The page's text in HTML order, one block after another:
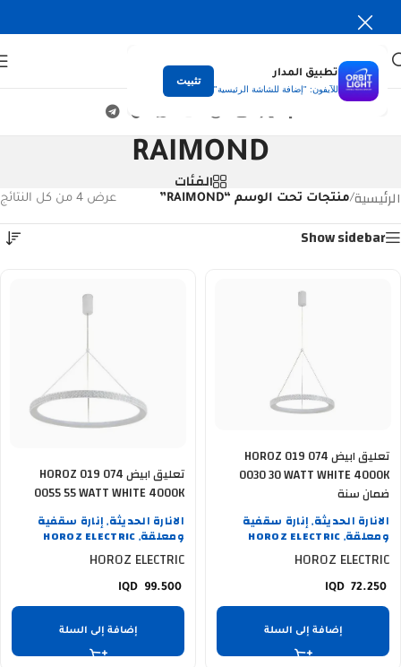
تطبيق المدار
للآيفون: "إضافة للشاشة الرئيسية"
تثبيت
RAIMOND
الفئات
الرئيسية/منتجات تحت الوسم “RAIMOND” عرض ⁦4⁩ من كل النتائج
Show sidebar
تعليق ابيض HOROZ 019 074
0030 30 WATT WHITE 4000K
ضمان سنة
الانارة الحديثة, إنارة سقفية
ومعلقة,
HOROZ ELECTRIC
HOROZ ELECTRIC
72.250
إضافة إلى السلة
تعليق ابيض HOROZ 019 074
0055 55 WATT WHITE 4000K
ضمان سنة
الانارة الحديثة, إنارة سقفية
ومعلقة,
HOROZ ELECTRIC
HOROZ ELECTRIC
99.500
إضافة إلى السلة